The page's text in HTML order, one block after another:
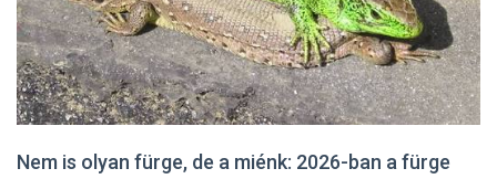
Nem is olyan fürge, de a miénk: 2026-ban a fürge